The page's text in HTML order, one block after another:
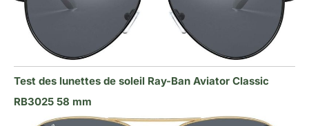
Test des lunettes de soleil Ray-Ban Aviator Classic
RB3025 58 mm